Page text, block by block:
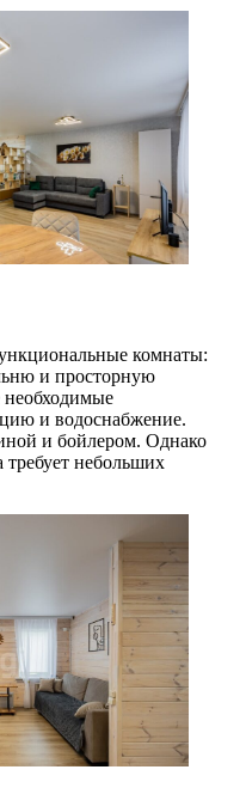
комнаты:
и просторную
и водоснабжение.
и бойлером. Однако
требует небольших